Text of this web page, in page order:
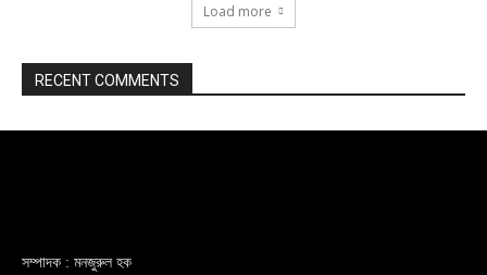
Load more
RECENT COMMENTS
সম্পাদক : মনজুরুল হক